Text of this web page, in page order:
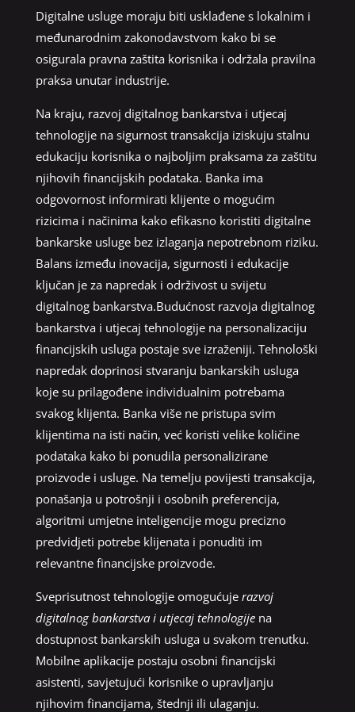
Digitalne usluge moraju biti usklađene s lokalnim i
međunarodnim zakonodavstvom kako bi se
osigurala pravna zaštita korisnika i održala pravilna
praksa unutar industrije.
Na kraju, razvoj digitalnog bankarstva i utjecaj
tehnologije na sigurnost transakcija iziskuju stalnu
edukaciju korisnika o najboljim praksama za zaštitu
njihovih financijskih podataka. Banka ima
odgovornost informirati klijente o mogućim
rizicima i načinima kako efikasno koristiti digitalne
bankarske usluge bez izlaganja nepotrebnom riziku.
Balans između inovacija, sigurnosti i edukacije
ključan je za napredak i održivost u svijetu
digitalnog bankarstva.Budućnost razvoja digitalnog
bankarstva i utjecaj tehnologije na personalizaciju
financijskih usluga postaje sve izraženiji. Tehnološki
napredak doprinosi stvaranju bankarskih usluga
koje su prilagođene individualnim potrebama
svakog klijenta. Banka više ne pristupa svim
klijentima na isti način, već koristi velike količine
podataka kako bi ponudila personalizirane
proizvode i usluge. Na temelju povijesti transakcija,
ponašanja u potrošnji i osobnih preferencija,
algoritmi umjetne inteligencije mogu precizno
predvidjeti potrebe klijenata i ponuditi im
relevantne financijske proizvode.
Sveprisutnost tehnologije omogućuje razvoj
digitalnog bankarstva i utjecaj tehnologijena
dostupnost bankarskih usluga u svakom trenutku.
Mobilne aplikacije postaju osobni financijski
asistenti, savjetujući korisnike o upravljanju
njihovim financijama, štednji ili ulaganju.